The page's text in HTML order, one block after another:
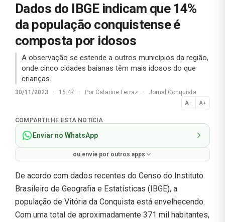
Dados do IBGE indicam que 14%
da população conquistense é
composta por idosos
A observação se estende a outros municípios da região,
onde cinco cidades baianas têm mais idosos do que
crianças.
30/11/2023 · 16:47 · Por Catarine Ferraz · Jornal Conquista
A− A+
Normal
COMPARTILHE ESTA NOTÍCIA
Enviar no WhatsApp
ou envie por outros apps
De acordo com dados recentes do Censo do Instituto
Brasileiro de Geografia e Estatísticas (IBGE), a
população de Vitória da Conquista está envelhecendo.
Com uma total de aproximadamente 371 mil habitantes,